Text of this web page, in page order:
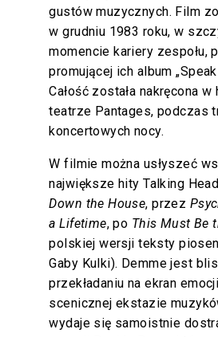
gustów muzycznych. Film
w grudniu 1983 roku, w
momencie kariery zespołu,
promującej ich album
Całość została nakręcona
teatrze Pantages, podczas
koncertowych nocy.
W filmie można usłyszeć
największe hity Talking
Down the House, przez
a Lifetime, po This Must Be
polskiej wersji teksty
Gaby Kulki). Demme jest
przekładaniu na ekran
scenicznej ekstazie
wydaje się samoistnie